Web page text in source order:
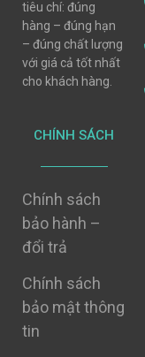
tiêu chí: đúng
hàng – đúng hạn
– đúng chất lượng
với giá cả tốt nhất
cho khách hàng.
CHÍNH SÁCH
Chính sách
bảo hành –
đổi trả
Chính sách
bảo mật thông
tin